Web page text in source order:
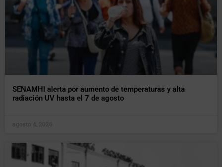
SENAMHI alerta por aumento de temperaturas y alta
radiación UV hasta el 7 de agosto
agosto 4, 2026